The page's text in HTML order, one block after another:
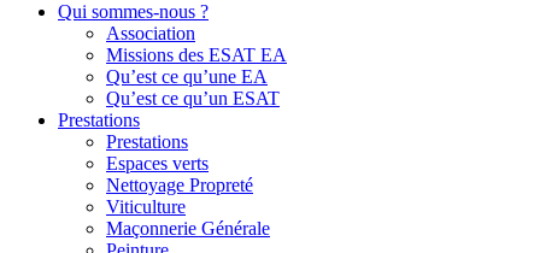
Qui sommes-nous ?
Association
Missions des ESAT EA
Qu’est ce qu’une EA
Qu’est ce qu’un ESAT
Prestations
Prestations
Espaces verts
Nettoyage Propreté
Viticulture
Maçonnerie Générale